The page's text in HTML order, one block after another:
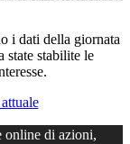
i dati della giornata
state stabilite le
online di azioni,